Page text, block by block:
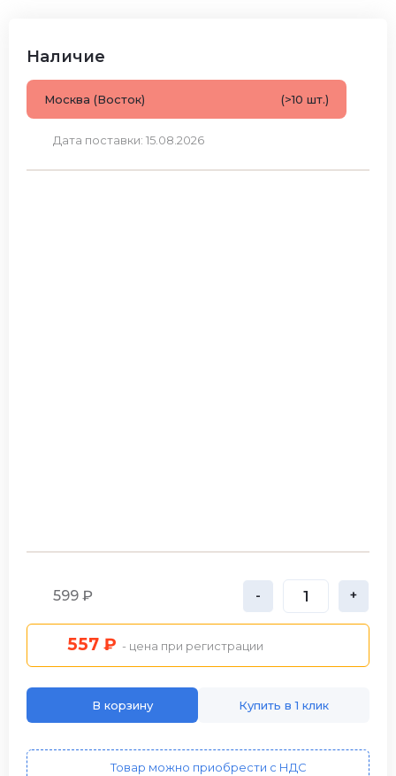
Наличие
Москва (Восток) (>10 шт.)
Дата поставки: 15.08.2026
599 ₽ - +
557 ₽ - цена при регистрации
В корзину Купить в 1 клик
Товар можно приобрести с НДС